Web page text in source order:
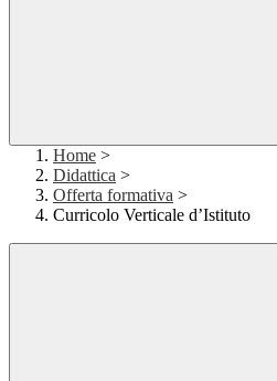
Home >
Didattica >
Offerta formativa >
Curricolo Verticale d’Istituto